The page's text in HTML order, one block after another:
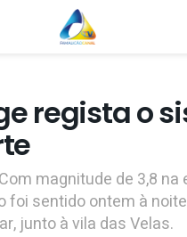
regista o
magnitude de 3,8 na
foi sentido ontem à
junto à vila das Velas.